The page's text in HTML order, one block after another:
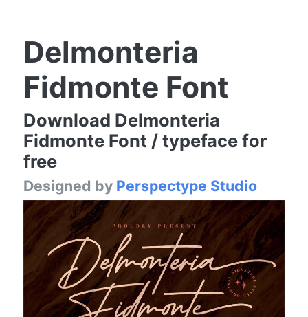
Delmonteria
Fidmonte Font
Download Delmonteria
Fidmonte Font / typeface for
free
Designed by Perspectype Studio